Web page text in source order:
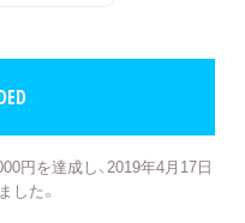
円を達成し、2019年4月17日
した。